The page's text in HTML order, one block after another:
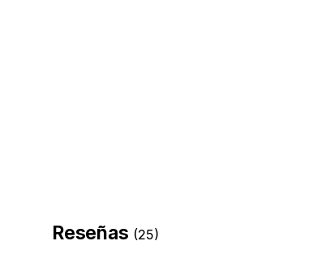
Reseñas (25)